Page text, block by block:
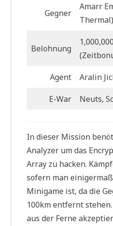
Gegner
Amarr
Thermal)
Belohnung
Agent Aralin
E-War Neuts,
In dieser Mission
Analyzer um das
Array zu hacken.
sofern man
Minigame ist, da die
100km entfernt
aus der Ferne